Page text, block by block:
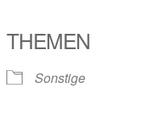
THEMEN
Sonstige